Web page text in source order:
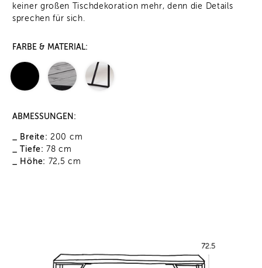
keiner großen Tischdekoration mehr, denn die Details
sprechen für sich.
FARBE & MATERIAL:
ABMESSUNGEN:
_ Breite: 200 cm
_ Tiefe: 78 cm
_ Höhe:
72,5 cm